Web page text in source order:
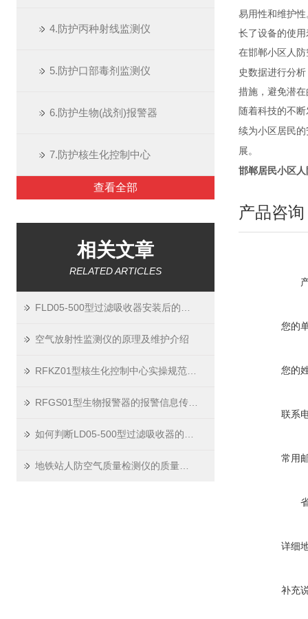
4.防护丙种射线监测仪
5.防护口部毒剂监测仪
6.防护生物(战剂)报警器
7.防护核生化控制中心
查看全部
相关文章
RELATED ARTICLES
空气放射性监测仪的原理及维护介绍
易用性和维护
长了设备的使用
在邯郸小区人
史数据进行分
措施，避免潜
随着科技的不
续为小区居民
展。
邯郸居民小区
产品咨询
您的
您的
联系
常用
详细
补充